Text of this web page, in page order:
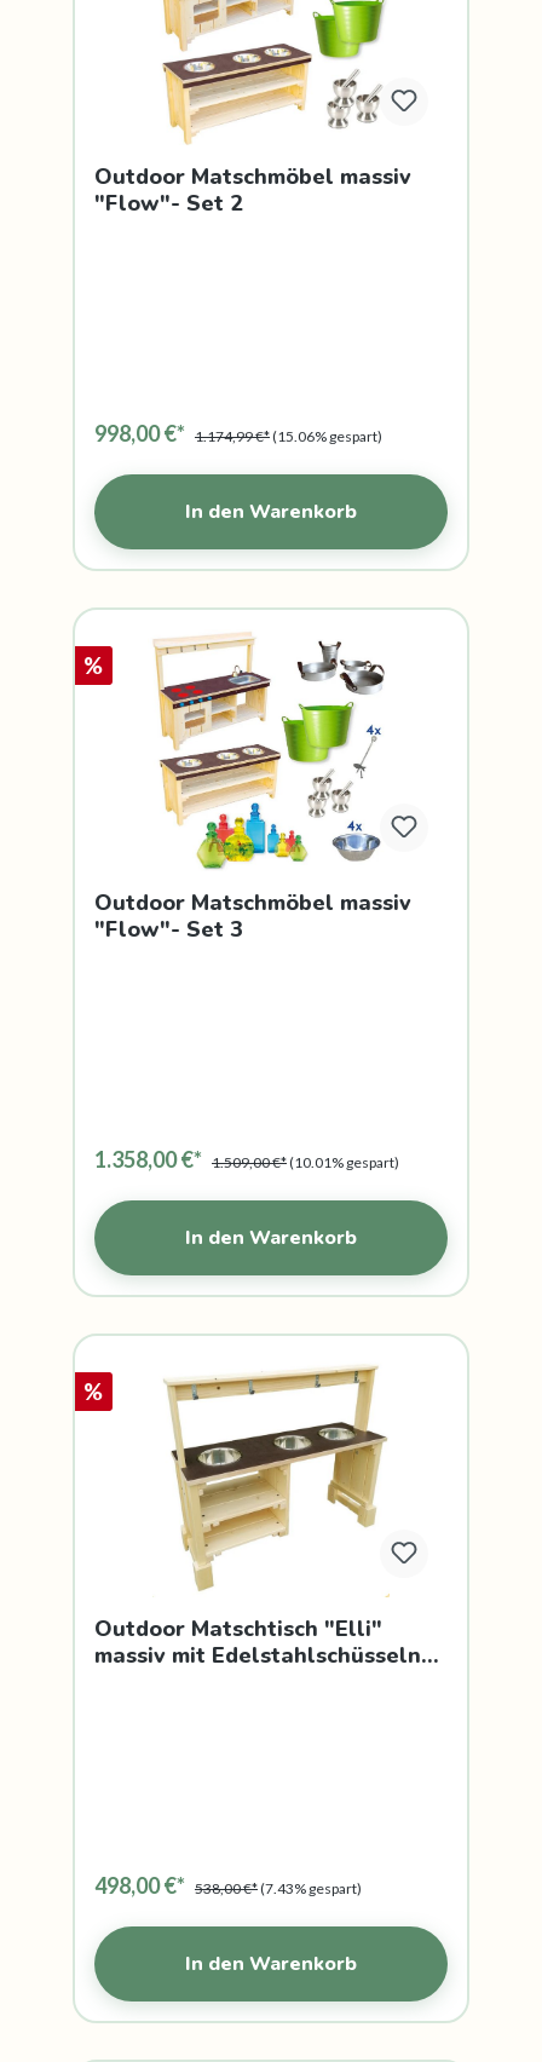
Outdoor Matschmöbel massiv
"Flow"- Set 2
998,00 €* 1.174,99 €*(15.06% gespart)
In den Warenkorb
%
Outdoor Matschmöbel massiv
"Flow"- Set 3
1.358,00 €* 1.509,00 €*(10.01% gespart)
In den Warenkorb
%
Outdoor Matschtisch "Elli"
massiv mit Edelstahlschüsseln
498,00 €* 538,00 €*(7.43% gespart)
In den Warenkorb